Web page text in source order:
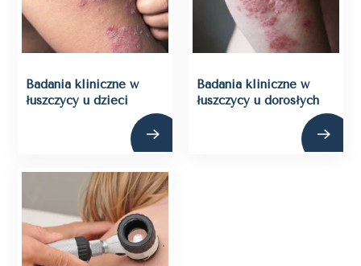
Badania kliniczne w
łuszczycy u dzieci
Badania kliniczne w
łuszczycy u dorosłych